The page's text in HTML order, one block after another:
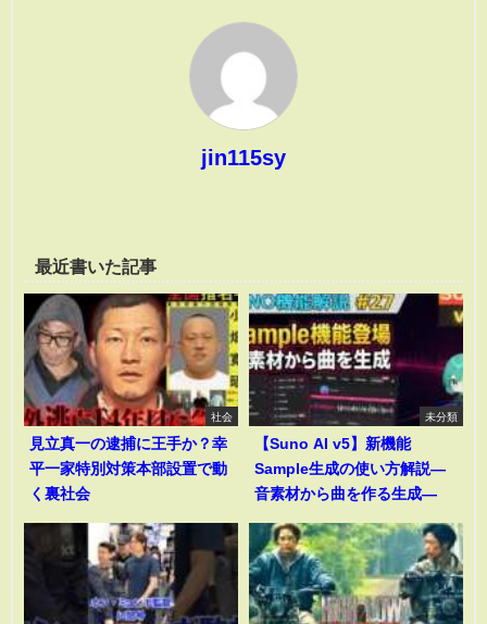
jin115sy
最近書いた記事
社会
見立真一の逮捕に王手か？幸
平一家特別対策本部設置で動
く裏社会
未分類
【Suno AI v5】新機能
Sample生成の使い方解説―
音素材から曲を作る生成―